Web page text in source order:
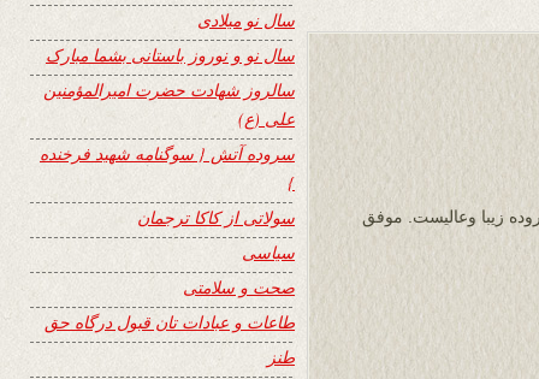
زیبا وعالیست. موفق
سال نو میلادی
سال نو و نوروز باستانی بشما مبارک
سالروز شهادت حضرت امیرالمؤمنین
علی (ع)
سروده آتش { سوگنامه شهید فرخنده
}
سولاتی از کاکا ترجمان
سیاسی
صحت و سلامتی
طاعات و عبادات تان قبول درگاه حق
طنز